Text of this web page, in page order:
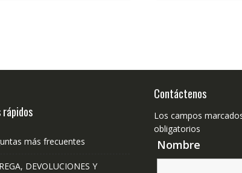
rápidos
más frecuentes
DEVOLUCIONES Y
Contáctenos
Los campos
obligatorios
Nombre